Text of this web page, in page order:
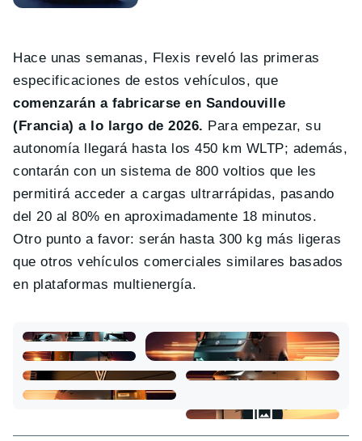
Hace unas semanas, Flexis reveló las primeras
especificaciones de estos vehículos, que
comenzarán a fabricarse en Sandouville
(Francia) a lo largo de 2026. Para empezar, su
autonomía llegará hasta los 450 km WLTP; además,
contarán con un sistema de 800 voltios que les
permitirá acceder a cargas ultrarrápidas, pasando
del 20 al 80% en aproximadamente 18 minutos.
Otro punto a favor: serán hasta 300 kg más ligeras
que otros vehículos comerciales similares basados
en plataformas multienergía.